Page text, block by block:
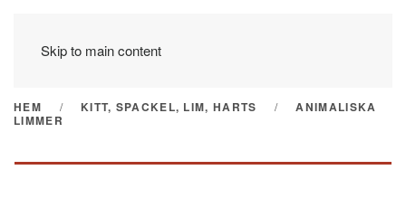
Skip to main content
HEM KITT, SPACKEL, LIM, HARTS
ANIMALISKA
LIMMER